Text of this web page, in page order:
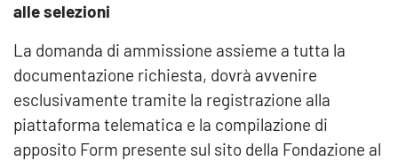
alle selezioni
La domanda di ammissione assieme a tutta la
documentazione richiesta, dovrà avvenire
esclusivamente tramite la registrazione alla
piattaforma telematica e la compilazione di
apposito Form presente sul sito della Fondazione al